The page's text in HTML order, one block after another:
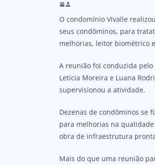
O condomínio Vivalle
seus condôminos, para
melhorias, leitor biométrico
A reunião foi conduzida
Letícia Moreira e Luana
supervisionou a atividade.
Dezenas de condôminos se
para melhorias na
obra de infraestrutura
Mais do que uma reunião